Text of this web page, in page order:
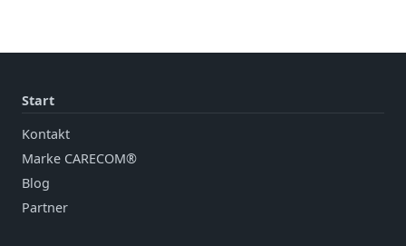
Start
Kontakt
Marke CARECOM®
Blog
Partner